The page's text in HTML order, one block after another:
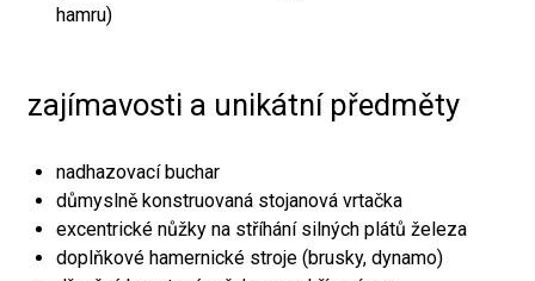
hamru)
zajímavosti a unikátní předměty
nadhazovací buchar
důmyslně konstruovaná stojanová vrtačka
excentrické nůžky na stříhání silných plátů železa
doplňkové hamernické stroje (brusky, dynamo)